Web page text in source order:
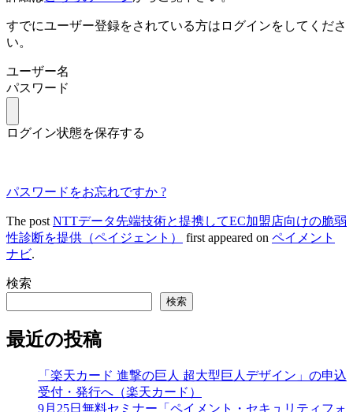
すでにユーザー登録をされている方は ログインをしてくださ
い。
ユーザー名
パスワード
ログイン状態を保存する
パスワードをお忘れですか ?
The post NTTデータ先端技術と提携してEC加盟店向けの脆弱
性診断を提供（ペイジェント）
first appeared on ペイメント
ナビ.
検索
検索
最近の投稿
「楽天カード 進撃の巨人 超大型巨人デザイン」の申込
受付・発行へ（楽天カード）
9月25日無料セミナー「ペイメント・セキュリティフォ